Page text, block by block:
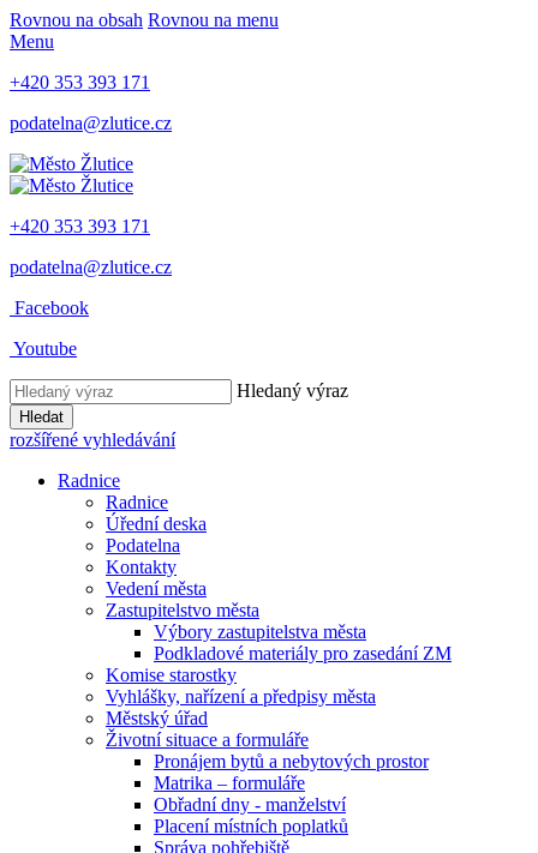
Rovnou na obsah Rovnou na menu
Menu
+420 353 393 171
podatelna@zlutice.cz
+420 353 393 171
podatelna@zlutice.cz
Facebook
Youtube
Hledaný výraz
Hledat
rozšířené vyhledávání
Radnice
Radnice
Úřední deska
Podatelna
Kontakty
Vedení města
Zastupitelstvo města
Výbory zastupitelstva města
Podkladové materiály pro zasedání ZM
Komise starostky
Vyhlášky, nařízení a předpisy města
Městský úřad
Životní situace a formuláře
Pronájem bytů a nebytových prostor
Matrika – formuláře
Obřadní dny - manželství
Placení místních poplatků
Správa pohřebiště